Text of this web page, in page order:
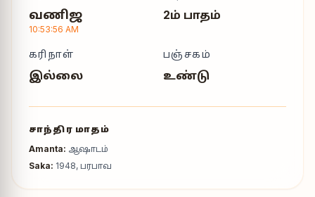
வணிஜ
10:53:56 AM
2ம் பாதம்
கரிநாள்
இல்லை
பஞ்சகம்
உண்டு
சாந்திர மாதம்
Amanta: ஆஷாடம்
Saka: 1948, பரபாவ